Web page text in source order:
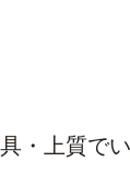
・上質で